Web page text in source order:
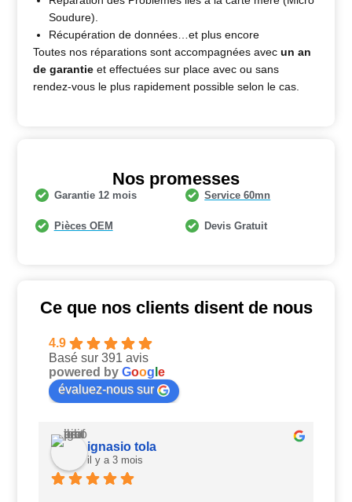
Soudure).
Récupération de données…et plus encore
Toutes nos réparations sont accompagnées avecun an
de garantie et effectuées sur place avec ou sans
rendez-vous le plus rapidement possible selon le cas.
Nos promesses
Garantie 12 mois Service 60mn
Pièces OEM Devis Gratuit
Ce que nos clients disent de nous
4.9
Basé sur 391 avis
powered byGoog le
évaluez-nous sur
ignasio tola
il y a 3 mois